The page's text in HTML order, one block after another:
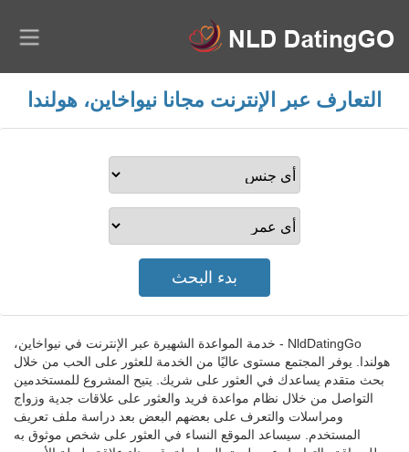
التعارف عبر الإنترنت مجانا نيواخاين، هولندا
NldDatingGo - خدمة المواعدة الشهيرة عبر الإنترنت في نيواخاين،
هولندا. يوفر المجتمع مستوى عاليًا من الخدمة للعثور على الحب من خلال
بحث متقدم يساعدك في العثور على شريك. يتيح المشروع للمستخدمين
التواصل من خلال نظام مواعدة فريد والعثور على علاقات جدية وزواج
ومراسلات والتعرف على بعضهم البعض بعد دراسة ملف تعريف
المستخدم. سيساعد الموقع النساء في العثور على شخص موثوق به